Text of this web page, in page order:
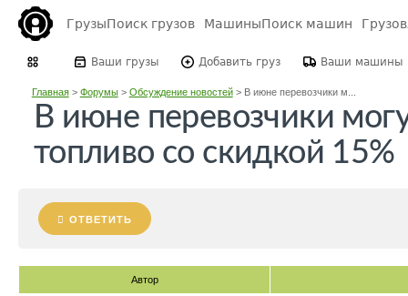
ГрузыПоиск грузов МашиныПоиск машин
Ваши грузы Добавить груз Ваши машины
Главная> Форумы> Обсуждение новостей> В июне перевозчики м...
В июне перевозчики
топливо со скидкой 15%
ОТВЕТИТЬ
Автор